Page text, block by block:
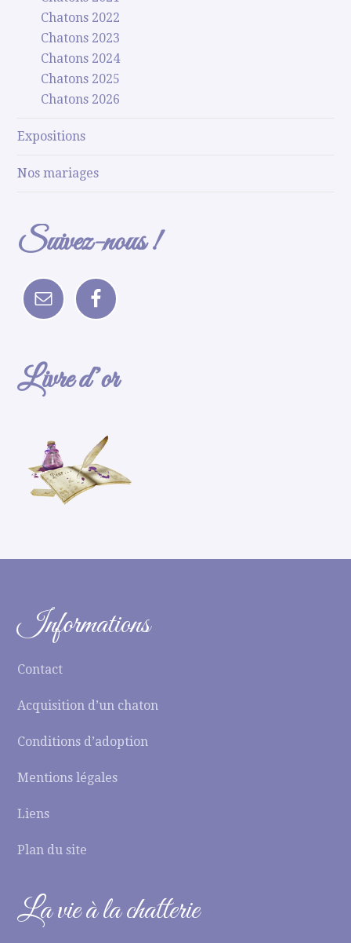
Chatons 2022
Chatons 2023
Chatons 2024
Chatons 2025
Chatons 2026
Expositions
Nos mariages
Suivez-nous !
Livre d’or
Informations
Contact
Acquisition d’un chaton
Conditions d’adoption
Mentions légales
Liens
Plan du site
La vie à la chatterie